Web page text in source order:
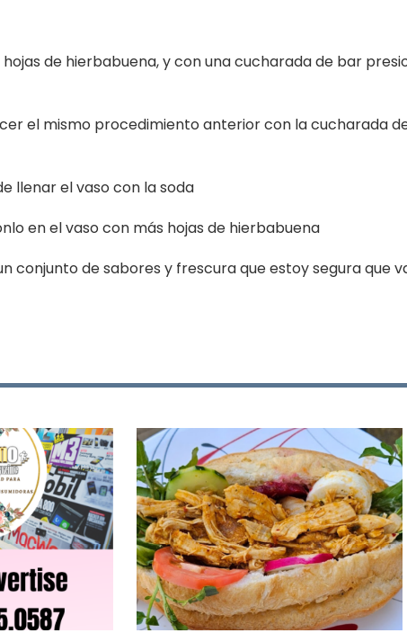
de hierbabuena, y con una cucharada de bar
el mismo procedimiento anterior con la cucharada
llenar el vaso con la soda
en el vaso con más hojas de hierbabuena
conjunto de sabores y frescura que estoy segura que